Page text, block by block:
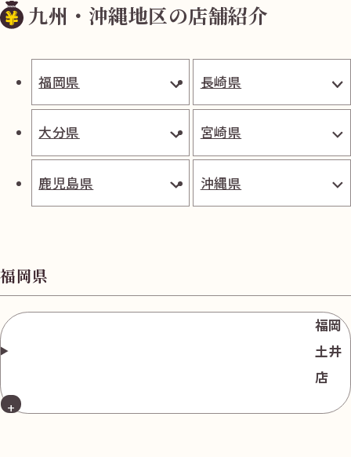
無 料
九州・沖縄地区の店舗紹介
福岡県 長崎県
大分県 宮崎県
鹿児島県 沖縄県
福岡県
福岡
土井
店